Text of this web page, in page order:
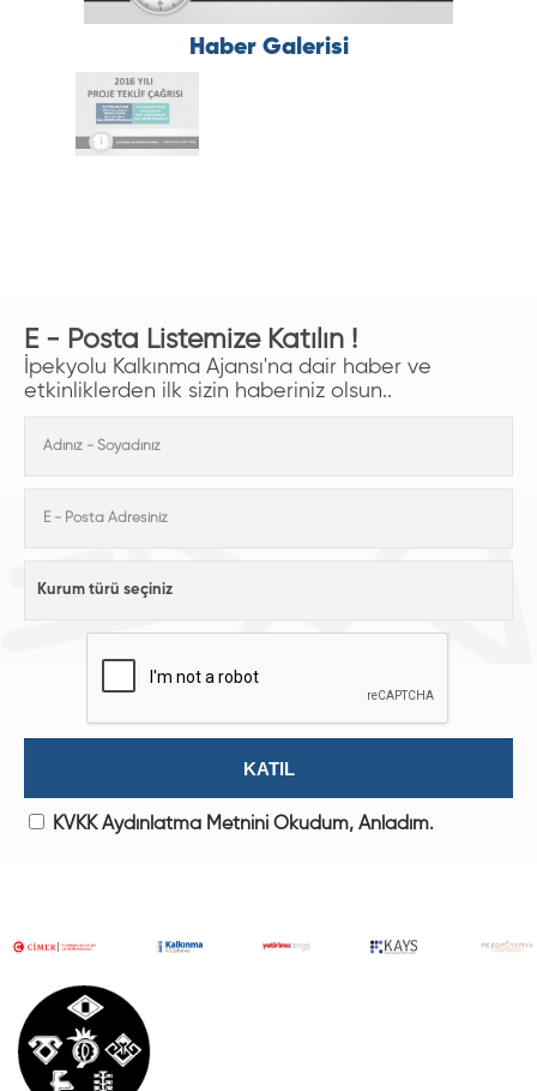
Haber Galerisi
E - Posta Listemize Katılın !
İpekyolu Kalkınma Ajansı'na dair haber ve
etkinliklerden ilk sizin haberiniz olsun..
KVKK Aydınlatma Metnini Okudum, Anladım.